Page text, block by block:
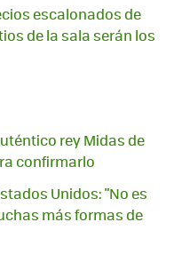
escalonados de
de la sala serán los
rey Midas de
confirmarlo
Unidos: "No es
más formas de